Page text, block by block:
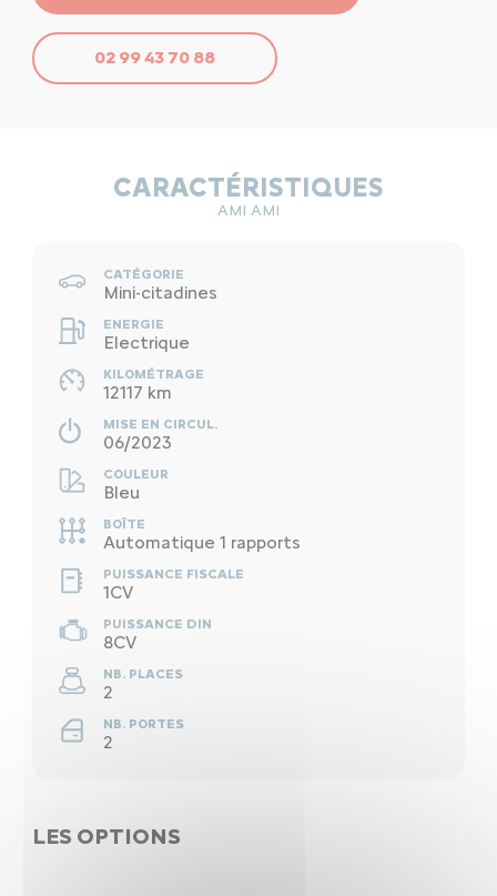
02 99 43 70 88
CARACTÉRISTIQUES
AMI AMI
CATÉGORIE
Mini-citadines
ENERGIE
Electrique
KILOMÉTRAGE
12117 km
MISE EN CIRCUL.
06/2023
COULEUR
Bleu
BOÎTE
Automatique 1 rapports
PUISSANCE FISCALE
1CV
PUISSANCE DIN
8CV
NB. PLACES
2
NB. PORTES
2
LES OPTIONS